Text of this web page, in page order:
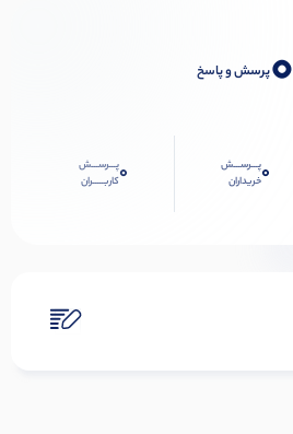
0پرسش و پاسخ
0پـــرســـش
خریداران
0پـــرســـش
کاربـــــران